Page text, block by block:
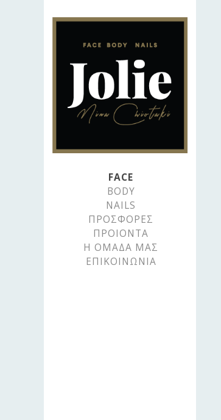
Chiotaki
FACE
BODY
NAILS
ΠΡΟΣΦΟΡΕΣ
ΠΡΟΙΟΝΤΑ
Η ΟΜΑΔΑ ΜΑΣ
ΕΠΙΚΟΙΝΩΝΙΑ